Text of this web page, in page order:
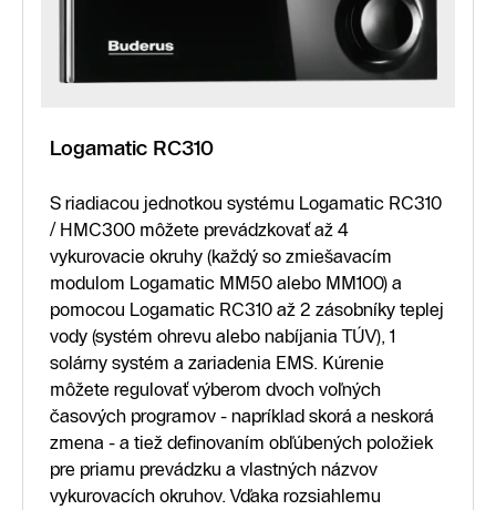
Logamatic RC310
S riadiacou jednotkou systému Logamatic RC310
/ HMC300 môžete prevádzkovať až 4
vykurovacie okruhy (každý so zmiešavacím
modulom Logamatic MM50 alebo MM100) a
pomocou Logamatic RC310 až 2 zásobníky teplej
vody (systém ohrevu alebo nabíjania TÚV), 1
solárny systém a zariadenia EMS. Kúrenie
môžete regulovať výberom dvoch voľných
časových programov - napríklad skorá a neskorá
zmena - a tiež definovaním obľúbených položiek
pre priamu prevádzku a vlastných názvov
vykurovacích okruhov. Vďaka rozsiahlemu